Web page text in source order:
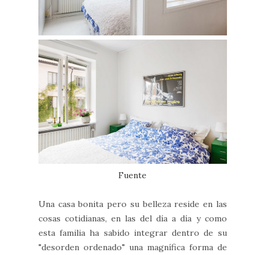
Fuente
Una casa bonita pero su belleza reside en las
cosas cotidianas, en las del día a día y como
esta familia ha sabido integrar dentro de su
"desorden ordenado" una magnífica forma de